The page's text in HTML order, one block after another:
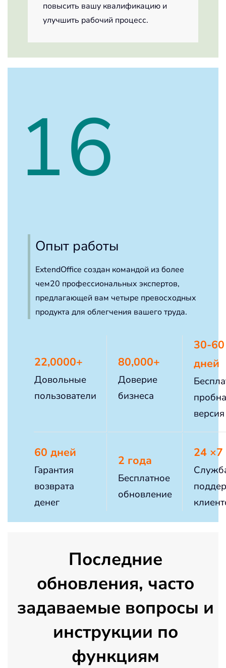
повысить вашу квалификацию и
улучшить рабочий процесс.
16
Опыт работы
ExtendOffice создан командой из более
чем20 профессиональных экспертов,
предлагающей вам четыре превосходных
продукта для облегчения вашего труда.
22,0000+
Довольные
пользователи
80,000+
Доверие
бизнеса
30-60
дней
версия
60 дней
Гарантия
возврата
денег
2 года
Бесплатное
обновление
24 ×7
Последние
обновления, часто
задаваемые вопросы и
инструкции по
функциям